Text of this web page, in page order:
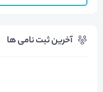
آخرین ثبت نامی ها